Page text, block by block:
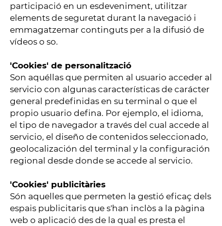
participació en un esdeveniment, utilitzar
elements de seguretat durant la navegació i
emmagatzemar continguts per a la difusió de
vídeos o so.
'Cookies' de personalització
Son aquéllas que permiten al usuario acceder al
servicio con algunas características de carácter
general predefinidas en su terminal o que el
propio usuario defina. Por ejemplo, el idioma,
el tipo de navegador a través del cual accede al
servicio, el diseño de contenidos seleccionado,
geolocalización del terminal y la configuración
regional desde donde se accede al servicio.
'Cookies' publicitàries
Són aquelles que permeten la gestió eficaç dels
espais publicitaris que s'han inclòs a la pàgina
web o aplicació des de la qual es presta el